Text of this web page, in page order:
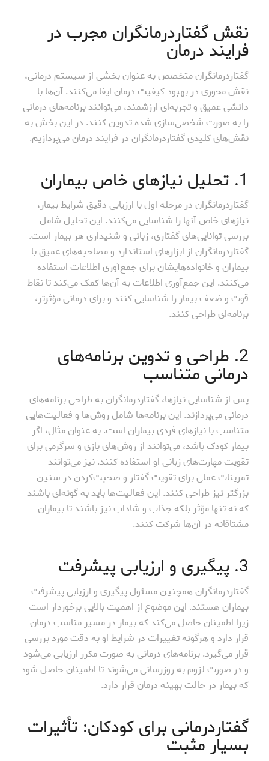
نقش گفتاردرمانگران مجرب در
فرایند درمان
گفتاردرمانگران متخصص به عنوان بخشی از سیستم درمانی،
نقش محوری در بهبود کیفیت درمان ایفا می‌کنند. آن‌ها با
دانشی عمیق و تجربه‌ای ارزشمند، می‌توانند برنامه‌های درمانی
را به صورت شخصی‌سازی شده تدوین کنند. در این بخش به
نقش‌های کلیدی گفتاردرمانگران در فرایند درمان می‌پردازیم.
1. تحلیل نیازهای خاص بیماران
گفتاردرمانگران در مرحله اول با ارزیابی دقیق شرایط بیمار،
نیازهای خاص آنها را شناسایی می‌کنند. این تحلیل شامل
بررسی توانایی‌های گفتاری، زبانی و شنیداری هر بیمار است.
گفتاردرمانگران از ابزارهای استاندارد و مصاحبه‌های عمیق با
بیماران و خانواده‌هایشان برای جمع‌آوری اطلاعات استفاده
می‌کنند. این جمع‌آوری اطلاعات به آن‌ها کمک می‌کند تا نقاط
قوت و ضعف بیمار را شناسایی کنند و برای درمانی مؤثرتر،
برنامه‌ای طراحی کنند.
2. طراحی و تدوین برنامه‌های
درمانی متناسب
پس از شناسایی نیازها، گفتاردرمانگران به طراحی برنامه‌های
درمانی می‌پردازند. این برنامه‌ها شامل روش‌ها و فعالیت‌هایی
متناسب با نیازهای فردی بیماران است. به عنوان مثال، اگر
بیمار کودک باشد، می‌توانند از روش‌های بازی و سرگرمی برای
تقویت مهارت‌های زبانی او استفاده کنند. نیز می‌توانند
تمرینات عملی برای تقویت گفتار و صحبت‌کردن در سنین
بزرگتر نیز طراحی کنند. این فعالیت‌ها باید به گونه‌ای باشند
که نه تنها مؤثر بلکه جذاب و شاداب نیز باشند تا بیماران
مشتاقانه در آن‌ها شرکت کنند.
3. پیگیری و ارزیابی پیشرفت
گفتاردرمانگران همچنین مسئول پیگیری و ارزیابی پیشرفت
بیماران هستند. این موضوع از اهمیت بالایی برخوردار است
زیرا اطمینان حاصل می‌کند که بیمار در مسیر مناسب درمان
قرار دارد و هرگونه تغییرات در شرایط او به دقت مورد بررسی
قرار می‌گیرد. برنامه‌های درمانی به صورت مکرر ارزیابی می‌شود
و در صورت لزوم به روزرسانی می‌شوند تا اطمینان حاصل شود
که بیمار در حالت بهینه درمان قرار دارد.
گفتاردرمانی برای کودکان: تأثیرات
بسیار مثبت